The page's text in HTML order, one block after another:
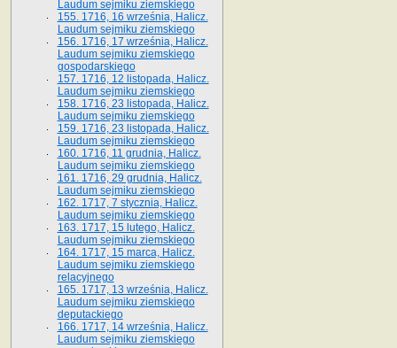
Laudum sejmiku ziemskiego
155. 1716, 16 września, Halicz.
Laudum sejmiku ziemskiego
156. 1716, 17 września, Halicz.
Laudum sejmiku ziemskiego
gospodarskiego
157. 1716, 12 listopada, Halicz.
Laudum sejmiku ziemskiego
158. 1716, 23 listopada, Halicz.
Laudum sejmiku ziemskiego
159. 1716, 23 listopada, Halicz.
Laudum sejmiku ziemskiego
160. 1716, 11 grudnia, Halicz.
Laudum sejmiku ziemskiego
161. 1716, 29 grudnia, Halicz.
Laudum sejmiku ziemskiego
162. 1717, 7 stycznia, Halicz.
Laudum sejmiku ziemskiego
163. 1717, 15 lutego, Halicz.
Laudum sejmiku ziemskiego
164. 1717, 15 marca, Halicz.
Laudum sejmiku ziemskiego
relacyjnego
165. 1717, 13 września, Halicz.
Laudum sejmiku ziemskiego
deputackiego
166. 1717, 14 września, Halicz.
Laudum sejmiku ziemskiego